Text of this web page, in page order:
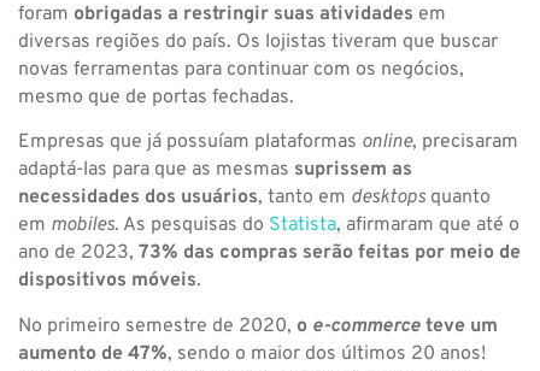
foram obrigadas a restringir suas atividades em
diversas regiões do país. Os lojistas tiveram que buscar
novas ferramentas para continuar com os negócios,
mesmo que de portas fechadas.
Empresas que já possuíam plataformas online, precisaram
adaptá-las para que as mesmas suprissem as
necessidades dos usuários, tanto em desktops quanto
em mobiles. As pesquisas do Statista, afirmaram que até o
ano de 2023, 73% das compras serão feitas por meio de
dispositivos móveis.
No primeiro semestre de 2020, o e-commerce teve um
aumento de 47%, sendo o maior dos últimos 20 anos!